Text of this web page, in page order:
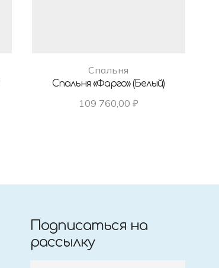
Спальня
Спальня «Фарго» (белый)
109 760,00 ₽
Подписаться на
рассылку